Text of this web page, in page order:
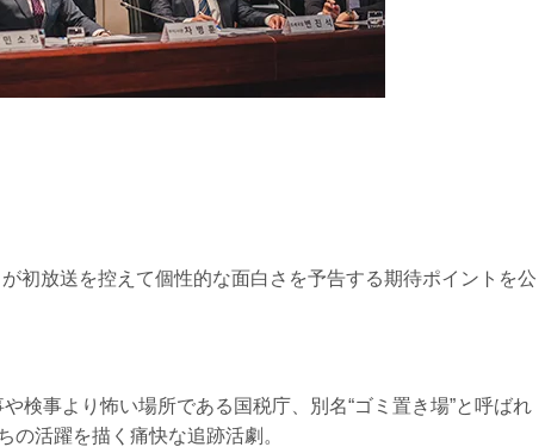
初放送を控えて個性的な面白さを予告する期待ポイントを公
検事より怖い場所である国税庁、別名“ゴミ置き場”と呼ばれ
の活躍を描く痛快な追跡活劇。